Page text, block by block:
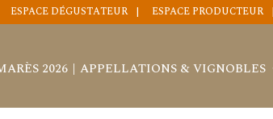
ESPACE DÉGUSTATEUR ESPACE PRODUCTEUR
2026 APPELLATIONS & VIGNOBLES